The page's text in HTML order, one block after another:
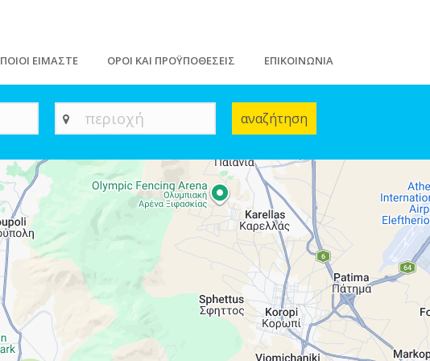
ΠΟΙΟΙ ΕΙΜΑΣΤΕ ΟΡΟΙ ΚΑΙ ΠΡΟΫΠΟΘΕΣΕΙΣ ΕΠΙΚΟΙΝΩΝΙΑ
περιοχή αναζήτηση